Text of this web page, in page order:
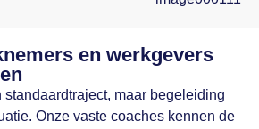
en werkgevers
standaardtraject, maar begeleiding
Onze vaste coaches kennen de